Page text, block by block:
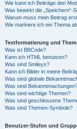
Wie kann ich Beiträge den
Was bewirkt die „Speichern“-
Warum muss mein Beitrag
Wie markiere ich ein Thema
Textformatierung und
Was ist BBCode?
Kann ich HTML benutzen?
Was sind Smileys?
Kann ich Bilder in meine
Was sind globale
Was sind
Was sind wichtige Themen?
Was sind geschlossene
Was sind Themen-Symbole?
Benutzer-Stufen und